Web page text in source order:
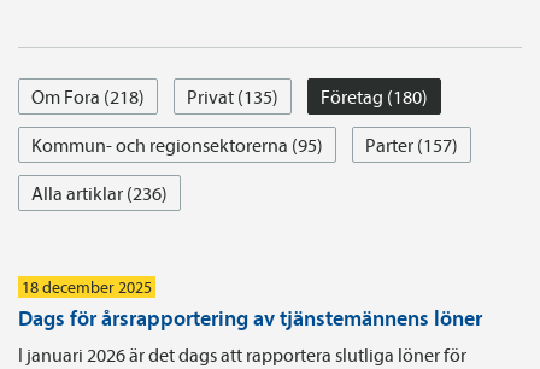
Om Fora (218) Privat (135)
Företag (180)
Kommun- och regionsektorerna (95)
Parter (157)
Alla artiklar (236)
18 december 2025
Dags för årsrapportering av tjänstemännens löner
I januari 2026 är det dags att rapportera slutliga löner för